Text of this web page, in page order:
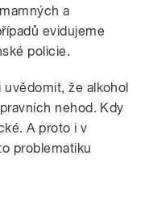
a
evidujeme
policie.
že alkohol
nehod. Kdy
A proto i v
problematiku